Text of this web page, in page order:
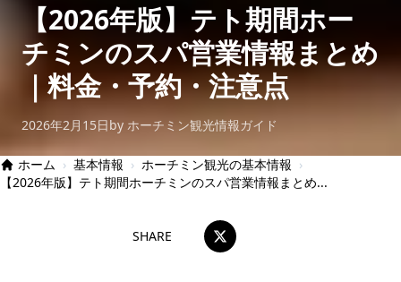
【2026年版】テト期間ホー
チミンのスパ営業情報まとめ
｜料金・予約・注意点
2026年2月15日by ホーチミン観光情報ガイド
ホーム › 基本情報 › ホーチミン観光の基本情報 ›
【2026年版】テト期間ホーチミンのスパ営業情報まとめ...
SHARE